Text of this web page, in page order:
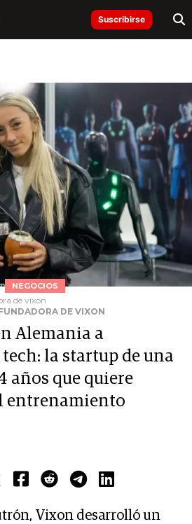
Suscribirse
NEGOCIOS
de vixon
DE VIXON
Alemania a
la startup de una
años que quiere
entrenamiento
Vixon desarrolló un